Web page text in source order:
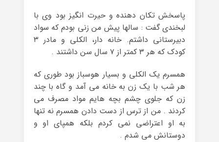
پاسخش تکان دهنده و حیرت انگیز بود وی با
لبخندی گفت : سالها پیش من زنی بودم که سواد
دبیرستانی داشتم. خانه دار، الکلی و مادر ۳
کودک که هر ۳ کمتر از ۷ سال سن داشتند .
همسرم یک الکلی و بسیار هوسباز بود طوری که
هر شب با یک زن به خانه می آمد و گاه با چند
زن که جلوی چشم بچه هایم مواد مصرف می
کردند . من از ترس از دست دادن همسرم نه تنها
به او اعتراضی نمی کردم بلکه همپای او و
دوستانش می شدم .